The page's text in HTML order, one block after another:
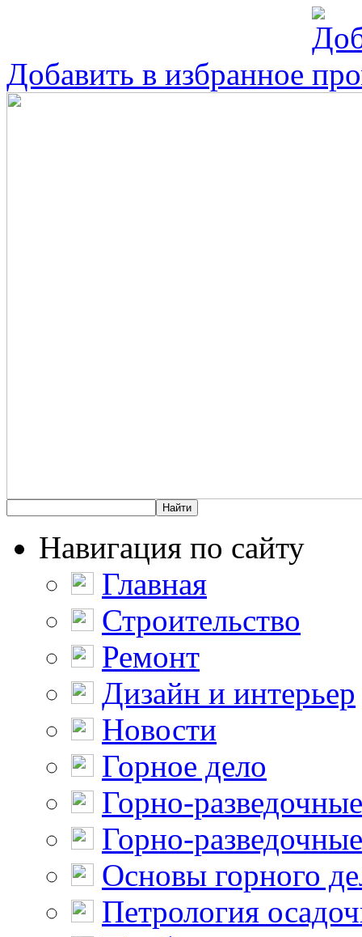
Добавить в избранное
Навигация по сайту
Главная
Строительство
Ремонт
Дизайн и интерьер
Новости
Горное дело
Горно-
Горно-
Основы горного
Петрология